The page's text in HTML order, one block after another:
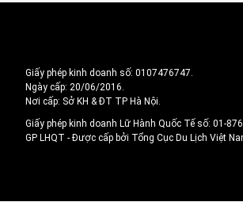
Giấy phép kinh doanh số: 0107476747.
Ngày cấp: 20/06/2016.
Nơi cấp: Sở KH & ĐT TP Hà Nội.
Giấy phép kinh doanh Lữ Hành Quốc Tế số: 01-
GP LHQT - Được cấp bởi Tổng Cục Du Lịch Việt